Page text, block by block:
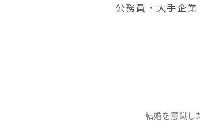
公務員・大手企
結婚を意識し